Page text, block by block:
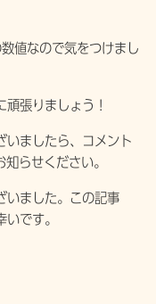
値なので気をつけまし
張りましょう！
いましたら、コメント
らせください。
いました。この記事
です。